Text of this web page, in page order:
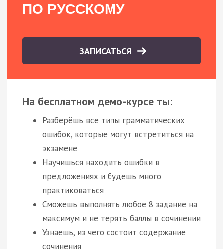
ПО РУССКОМУ
ЗАПИСАТЬСЯ
На бесплатном демо-курсе ты:
Разберёшь все типы грамматических
ошибок, которые могут встретиться на
экзамене
Научишься находить ошибки в
предложениях и будешь много
практиковаться
Сможешь выполнять любое 8 задание на
максимум и не терять баллы в сочинении
Узнаешь, из чего состоит содержание
сочинения